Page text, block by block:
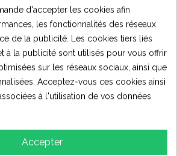
Destockage
LEVIER DEMONTE
PNEU 30cm
(8)
5,00 €
Ajouter au
d'accepter les cookies afin
les fonctionnalités des réseaux
de la publicité. Les cookies tiers liés
à la publicité sont utilisés pour vous offrir
sur les réseaux sociaux, ainsi que
Acceptez-vous ces cookies ainsi
à l'utilisation de vos données
Accepter